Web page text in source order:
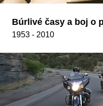
Búrlivé časy a boj o
1953 - 2010